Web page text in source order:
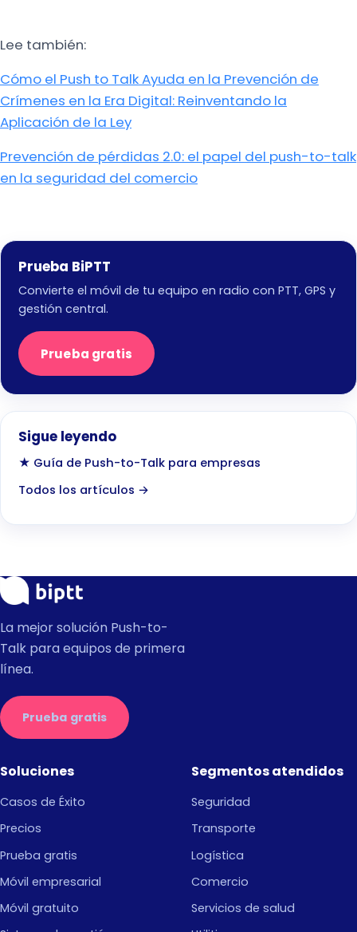
Lee también:
Cómo el Push to Talk Ayuda en la Prevención de
Crímenes en la Era Digital: Reinventando la
Aplicación de la Ley
Prevención de pérdidas 2.0: el papel del push-to-talk
en la seguridad del comercio
Prueba BiPTT
Convierte el móvil de tu equipo en radio con PTT, GPS y
gestión central.
Prueba gratis
Sigue leyendo
★ Guía de Push-to-Talk para empresas
Todos los artículos →
La mejor solución Push-to-
Talk para equipos de primera
línea.
Prueba gratis
Soluciones
Casos de Éxito
Precios
Prueba gratis
Móvil empresarial
Móvil gratuito
Segmentos atendidos
Seguridad
Transporte
Logística
Comercio
Servicios de salud